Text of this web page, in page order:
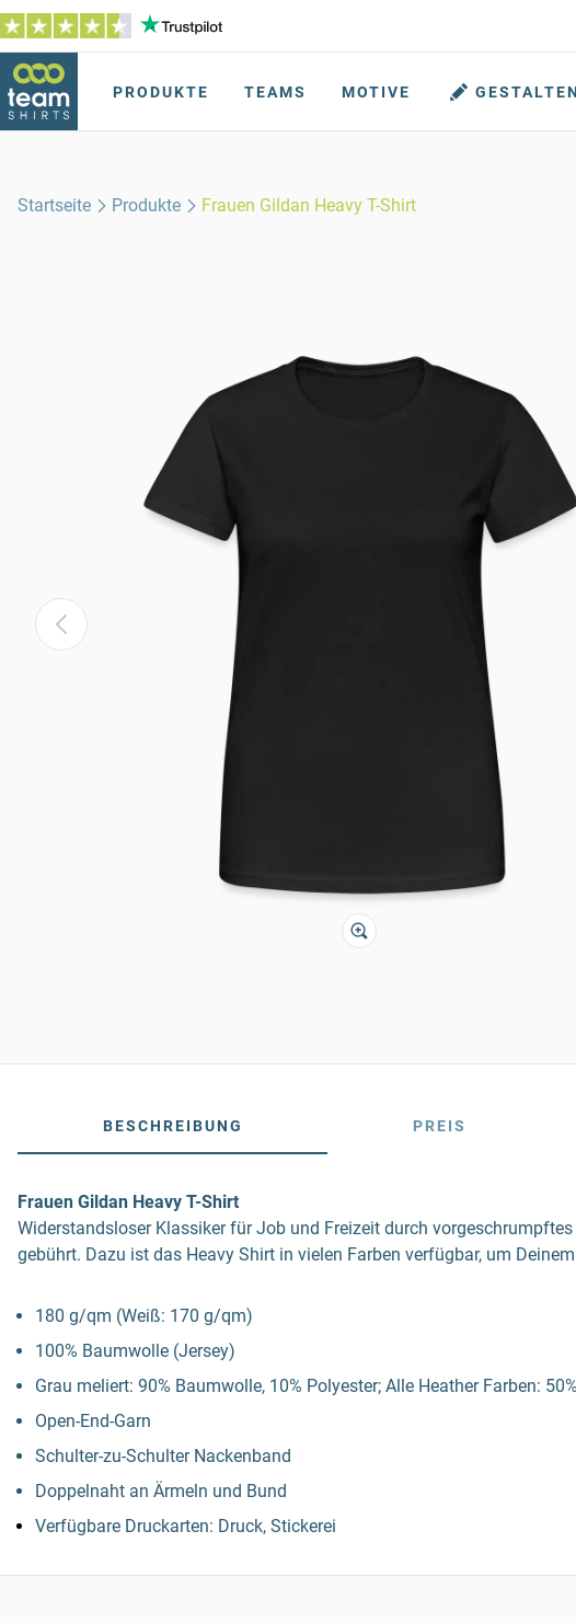
PRODUKTE TEAMS MOTIVE GESTALTEN
Startseite Produkte Frauen Gildan Heavy T-Shirt
BESCHREIBUNG PREIS
Frauen Gildan Heavy T-Shirt
Widerstandsloser Klassiker für Job und Freizeit durch
gebührt. Dazu ist das Heavy Shirt in vielen Farben verfügbar, um
180 g/qm (Weiß: 170 g/qm)
100% Baumwolle (Jersey)
Grau meliert: 90% Baumwolle, 10% Polyester; Alle Heather Farben:
Open-End-Garn
Schulter-zu-Schulter Nackenband
Doppelnaht an Ärmeln und Bund
Verfügbare Druckarten: Druck, Stickerei